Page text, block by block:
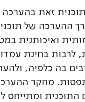
זאת
ההערכה של
ואיכותנית
לרבות בחינת
בה כלפיה,
מחקר
ומתייחס